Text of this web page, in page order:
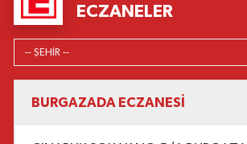
ECZANELER
BURGAZADA ECZANESİ